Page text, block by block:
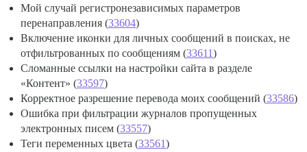
Мой случай регистронезависимых параметров
перенаправления (33604)
Включение иконки для личных сообщений в поисках, не
отфильтрованных по сообщениям (33611)
Сломанные ссылки на настройки сайта в разделе
«Контент» (33597)
Корректное разрешение перевода моих сообщений (33586)
Ошибка при фильтрации журналов пропущенных
электронных писем (33557)
Теги переменных цвета (33561)